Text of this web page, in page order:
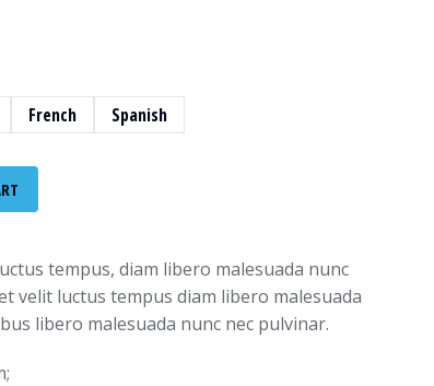
French Spanish
tempus, diam libero malesuada nunc
velit luctus tempus diam libero malesuada
libero malesuada nunc nec pulvinar.